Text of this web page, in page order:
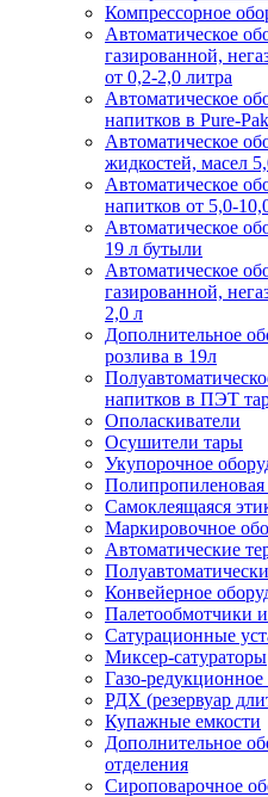
Компрессорное
Автоматическое
газированной,
от 0,2-2,0 литра
Автоматическое
напитков в Pure-Pak
Автоматическое
жидкостей, масел
Автоматическое
напитков от 5,0-
Автоматическое
19 л бутыли
Автоматическое
газированной,
2,0 л
Дополнительное
розлива в 19л
напитков в ПЭТ
Ополаскиватели
Осушители тары
Укупорочное
Полипропиленовая
Самоклеящаяся
Маркировочное
Автоматические
Конвейерное
Палетообмотчики
Сатурационные
Миксер-сатураторы
Газо-
РДХ (резервуар
Купажные емкости
Дополнительное
отделения
Сироповарочное